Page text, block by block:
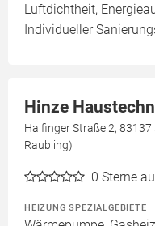
Luftdichtheit,
Individueller
Hinze
Halfinger Straße 2,
Raubling)
0 Sterne
HEIZUNG SPEZIALGEBIETE